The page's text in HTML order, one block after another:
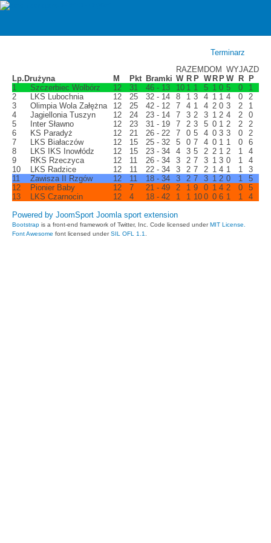
Terminarz
RAZEM DOM WYJAZD
Lp. Drużyna M Pkt Bramki
1
Szczerbiec Wolbórz 12 31
46 - 13
2
LKS Lubochnia 12 25
32 - 14
3
Olimpia Wola Załężna 12 25
42 - 12
4
Jagiellonia Tuszyn 12 24
23 - 14
5
Inter Sławno 12 23
31 - 19
6
KS Paradyż 12 21
26 - 22
7
LKS Białaczów 12 15
25 - 32
8
LKS IKS Inowłódz 12 15
23 - 34
9
RKS Rzeczyca 12 11
26 - 34
10
LKS Radzice 12 11
22 - 34
11
Zawisza II Rzgów 12 11
18 - 34
12
Pionier Baby 12 7
21 - 49
13
LKS Czarnocin 12 4 18 - 42
W R P
10 1 1
8
1 3
7
4 1
7
3 2
7
2 3
7
0 5
5
0 7
4
3 5
3
2 7
3
2 7
3
2 7
2
1 9
1
1 10
W R P
5 1 0
4 1 1
4 2 0
3 1 2
5 0 1
4 0 3
4 0 1
2 2 1
3 1 3
2 1 4
3 1 2
0 1 4
0 0 6
W R
P
5
0
1
4
0
2
3
2
1
4
2
0
2
2
2
3
0
2
1
0
6
2
1
4
0
1
4
1
1
3
0
1
5
2
0
5
1
1
4
Powered by JoomSport Joomla sport extension
Bootstrap is a front-end framework of Twitter, Inc. Code licensed underMIT License.
Font Awesome font licensed underSIL OFL 1.1